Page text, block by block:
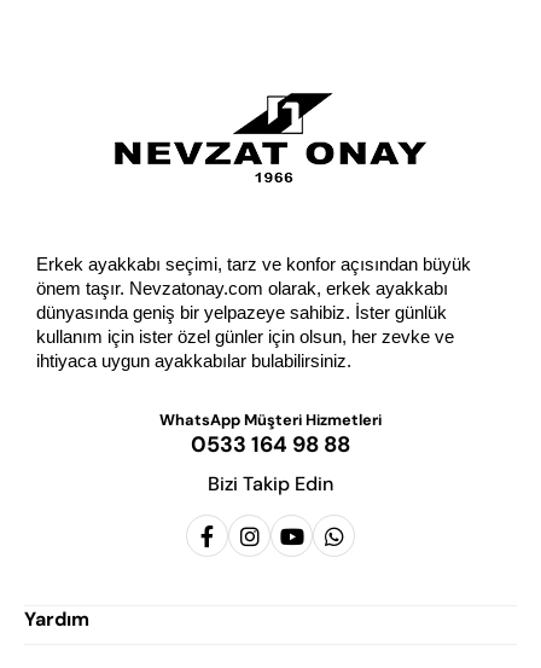
Erkek ayakkabı seçimi, tarz ve konfor açısından büyük
önem taşır. Nevzatonay.com olarak, erkek ayakkabı
dünyasında geniş bir yelpazeye sahibiz. İster günlük
kullanım için ister özel günler için olsun, her zevke ve
ihtiyaca uygun ayakkabılar bulabilirsiniz.
WhatsApp Müşteri Hizmetleri
0533 164 98 88
Bizi Takip Edin
Yardım